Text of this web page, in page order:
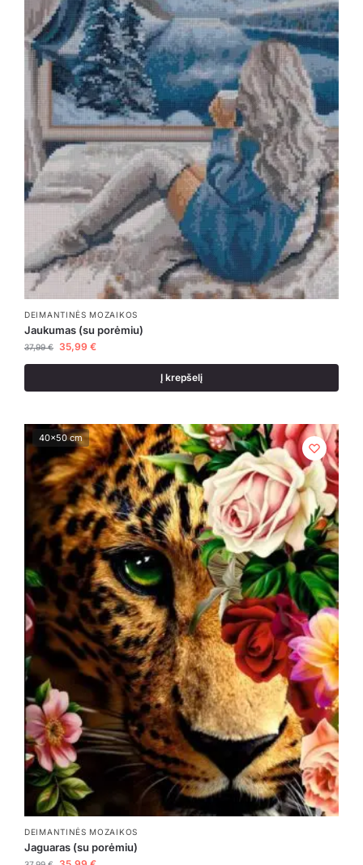
DEIMANTINĖS MOZAIKOS
Jaukumas (su porėmiu)
37,99€ 35,99 €
Į krepšelį
40x50 cm
DEIMANTINĖS MOZAIKOS
Jaguaras (su porėmiu)